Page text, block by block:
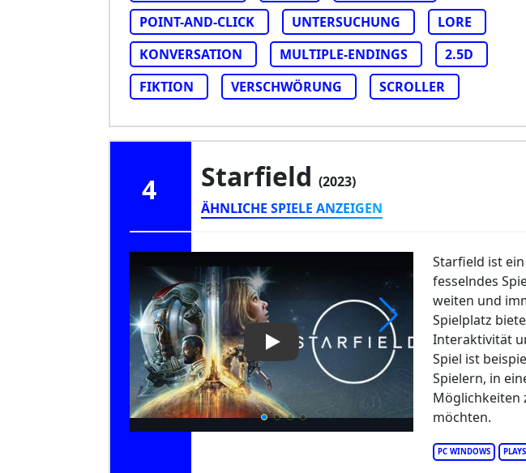
POINT-AND-CLICK
UNTERSUCHUNG
LORE
KONVERSATION
MULTIPLE-ENDINGS
2.5D
FIKTION
VERSCHWÖRUNG SCROLLER
4 Starfield (2023)
ÄHNLICHE SPIELE ANZEIGEN
Play Video: Starfield
PC WINDOWS
Starfield ist
fesselndes
weiten und
Spielplatz
Interaktivität
Spiel ist
Spielern, in
Möglichkeiten
möchten.